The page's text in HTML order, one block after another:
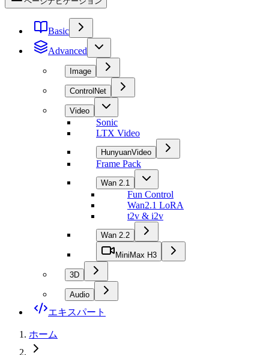
Basic
Advanced
Image
ControlNet
Video
Sonic
LTX Video
HunyuanVideo
Frame Pack
Wan 2.1
Fun Control
Wan2.1 LoRA
t2v & i2v
Wan 2.2
MiniMax H3
3D
Audio
エキスパート
ホーム